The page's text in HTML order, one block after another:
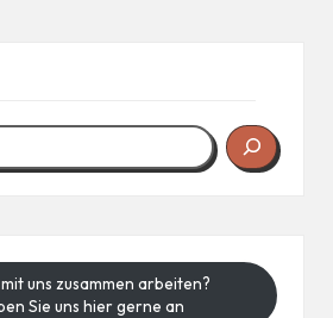
uns zusammen arbeiten?
Sie uns hier gerne an